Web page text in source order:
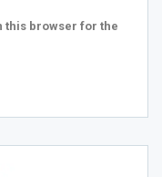
this browser for the